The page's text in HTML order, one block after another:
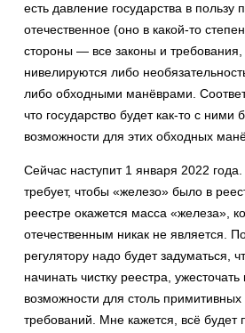
есть давление государства в пользу
отечественное (оно в какой-то
стороны — все законы и
нивелируются либо
либо обходными манёврами.
что государство будет как-то с ними
возможности для этих обходных
Сейчас наступит 1 января 2022
требует, чтобы «железо» было в
реестре окажется масса «железа»,
отечественным никак не является.
регулятору надо будет задуматься,
начинать чистку реестра,
возможности для столь
требований. Мне кажется, всё будет